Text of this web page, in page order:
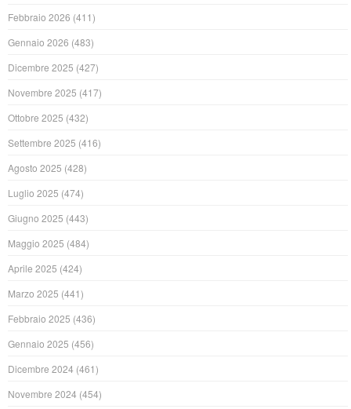
Febbraio 2026 (411)
Gennaio 2026 (483)
Dicembre 2025 (427)
Novembre 2025 (417)
Ottobre 2025 (432)
Settembre 2025 (416)
Agosto 2025 (428)
Luglio 2025 (474)
Giugno 2025 (443)
Maggio 2025 (484)
Aprile 2025 (424)
Marzo 2025 (441)
Febbraio 2025 (436)
Gennaio 2025 (456)
Dicembre 2024 (461)
Novembre 2024 (454)